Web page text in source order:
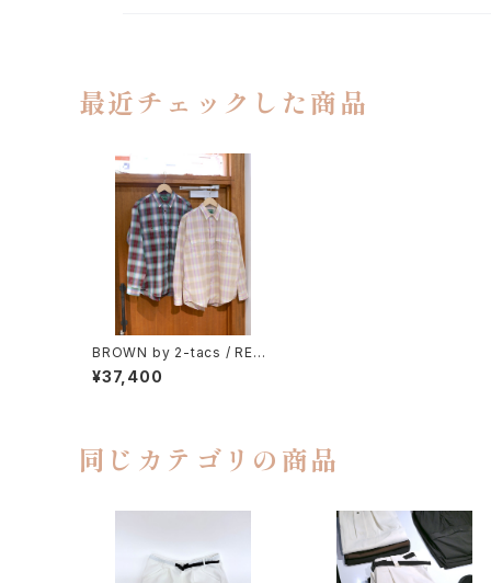
最近チェックした商品
BROWN by 2-tacs / REG
ULAR COLLAR
¥37,400
同じカテゴリの商品